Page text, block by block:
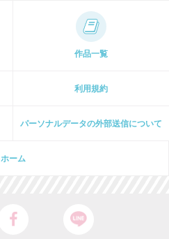
作品一覧
利用規約
パーソナルデータの外部送信について
ホーム